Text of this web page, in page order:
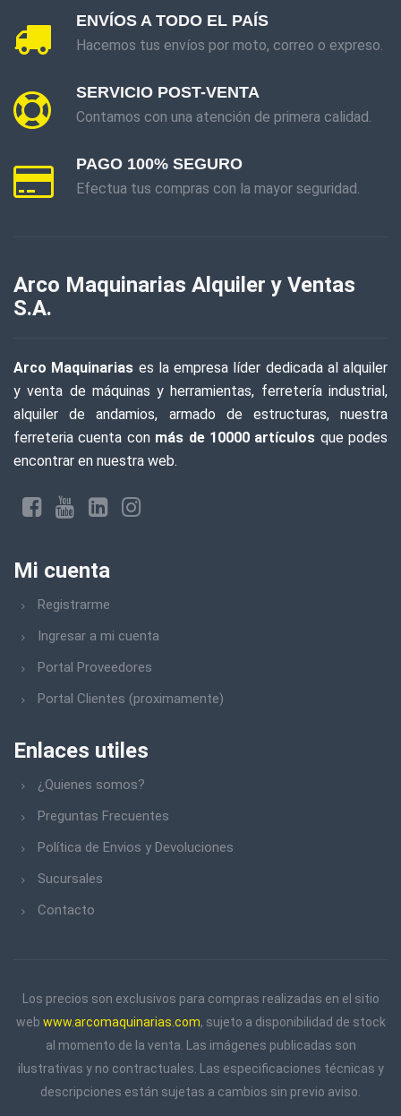
ENVÍOS A TODO EL PAÍS
Hacemos tus envíos por moto, correo o expreso.
SERVICIO POST-VENTA
Contamos con una atención de primera calidad.
PAGO 100% SEGURO
Efectua tus compras con la mayor seguridad.
Arco Maquinarias Alquiler y Ventas
S.A.
Arco Maquinarias es la empresa líder dedicada al alquiler
y venta de máquinas y herramientas, ferretería industrial,
alquiler de andamios, armado de estructuras, nuestra
ferreteria cuenta con más de 10000 artículos que podes
encontrar en nuestra web.
Mi cuenta
Registrarme
Ingresar a mi cuenta
Portal Proveedores
Portal Clientes (proximamente)
Enlaces utiles
¿Quienes somos?
Preguntas Frecuentes
Política de Envios y Devoluciones
Sucursales
Contacto
Los precios son exclusivos para compras realizadas en el sitio
web www.arcomaquinarias.com, sujeto a disponibilidad de stock
al momento de la venta. Las imágenes publicadas son
ilustrativas y no contractuales. Las especificaciones técnicas y
descripciones están sujetas a cambios sin previo aviso.